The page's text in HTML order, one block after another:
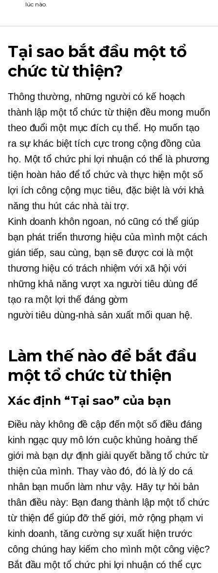
lúc nào.
Tại sao bắt đầu một tổ
chức từ thiện?
Thông thường, những người có kế hoạch
thành lập một tổ chức từ thiện đều mong muốn
theo đuổi một mục đích cụ thể. Họ muốn tạo
ra sự khác biệt tích cực trong cộng đồng của
họ. Một tổ chức phi lợi nhuận có thể là phương
tiện hoàn hảo để tổ chức và thực hiện một số
lợi ích công cộng mục tiêu, đặc biệt là với khả
năng thu hút các nhà tài trợ.
Kinh doanh khôn ngoan, nó cũng có thể giúp
bạn phát triển thương hiệu của mình một cách
gián tiếp, sau cùng, bạn sẽ được coi là một
thương hiệu có trách nhiệm với xã hội với
những khả năng vượt xa người tiêu dùng để
tạo ra một lợi thế đáng gờm
người tiêu dùng-nhà sản xuất mối quan hệ.
Làm thế nào để bắt đầu
một tổ chức từ thiện
Xác định “Tại sao” của bạn
Điều này không đề cập đến một số điều đáng
kinh ngạcquy mô lớn cuộc khủng hoảng thế
giới mà bạn dự định giải quyết bằng tổ chức từ
thiện của mình. Thay vào đó, đó là lý do cá
nhân bạn muốn làm như vậy. Hãy tự hỏi bản
thân điều này: Bạn đang thành lập một tổ chức
từ thiện để giúp đỡ thế giới, mở rộng phạm vi
kinh doanh, tăng cường sự xuất hiện trước
công chúng hay kiếm cho mình một công việc?
Bắt đầu một tổ chức phi lợi nhuận có thể cực